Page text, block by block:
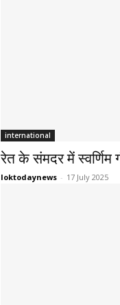
international
रेत के संमदर में स्वर्णिम
loktodaynews - 17 July 2025